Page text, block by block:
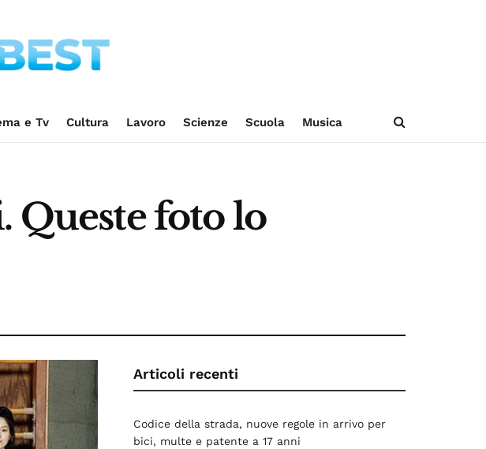
e Tv Cultura Lavoro Scienze Scuola Musica
Queste foto lo
Articoli recenti
Codice della strada, nuove regole in arrivo per
bici, multe e patente a 17 anni